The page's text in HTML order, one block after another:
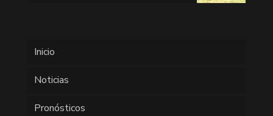
Inicio
Noticias
Pronósticos